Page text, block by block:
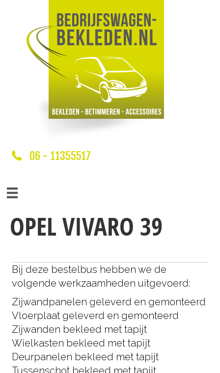
06 - 11355517
OPEL VIVARO 39
Bij deze bestelbus hebben we de
volgende werkzaamheden uitgevoerd:
Zijwandpanelen geleverd en gemonteerd
Vloerplaat geleverd en gemonteerd
Zijwanden bekleed met tapijt
Wielkasten bekleed met tapijt
Deurpanelen bekleed met tapijt